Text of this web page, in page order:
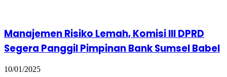
Manajemen Risiko Lemah, Komisi III DPRD
Segera Panggil Pimpinan Bank Sumsel Babel
10/01/2025